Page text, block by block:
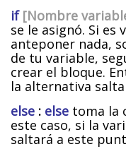
if [Nombre
se le asignó. Si es
anteponer nada,
de tu variable,
crear el bloque.
la alternativa
else : else toma la
este caso, si la
saltará a este